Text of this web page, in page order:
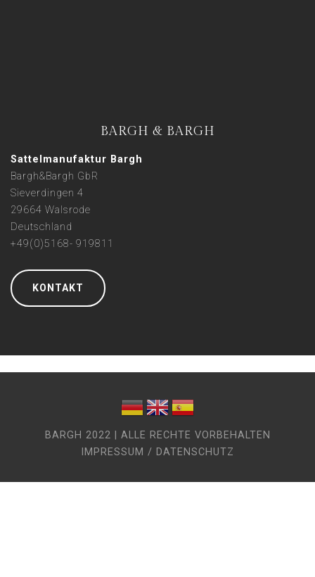
BARGH & BARGH
Sattelmanufaktur Bargh
Bargh&Bargh GbR
Sieverdingen 4
29664 Walsrode
Deutschland
+49(0)5168- 919811
KONTAKT
BARGH 2022 | ALLE RECHTE VORBEHALTEN
IMPRESSUM / DATENSCHUTZ